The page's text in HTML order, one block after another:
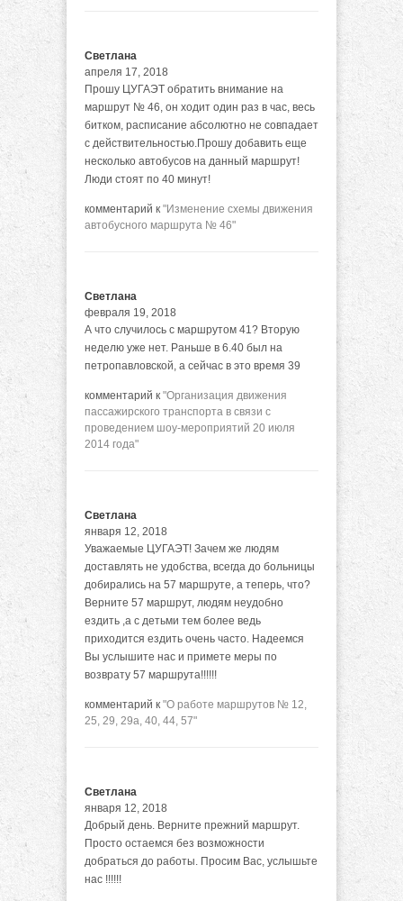
Светлана
апреля 17, 2018
Прошу ЦУГАЭТ обратить внимание на
маршрут № 46, он ходит один раз в час, весь
битком, расписание абсолютно не совпадает
с действительностью.Прошу добавить еще
несколько автобусов на данный маршрут!
Люди стоят по 40 минут!
комментарий к "Изменение схемы движения
автобусного маршрута № 46"
Светлана
февраля 19, 2018
А что случилось с маршрутом 41? Вторую
неделю уже нет. Раньше в 6.40 был на
петропавловской, а сейчас в это время 39
комментарий к "Организация движения
пассажирского транспорта в связи с
проведением шоу-мероприятий 20 июля
2014 года"
Светлана
января 12, 2018
Уважаемые ЦУГАЭТ! Зачем же людям
доставлять не удобства, всегда до больницы
добирались на 57 маршруте, а теперь, что?
Верните 57 маршрут, людям неудобно
ездить ,а с детьми тем более ведь
приходится ездить очень часто. Надеемся
Вы услышите нас и примете меры по
возврату 57 маршрута!!!!!!
комментарий к "О работе маршрутов № 12,
25, 29, 29а, 40, 44, 57"
Светлана
января 12, 2018
Добрый день. Верните прежний маршрут.
Просто остаемся без возможности
добраться до работы. Просим Вас, услышьте
нас !!!!!!